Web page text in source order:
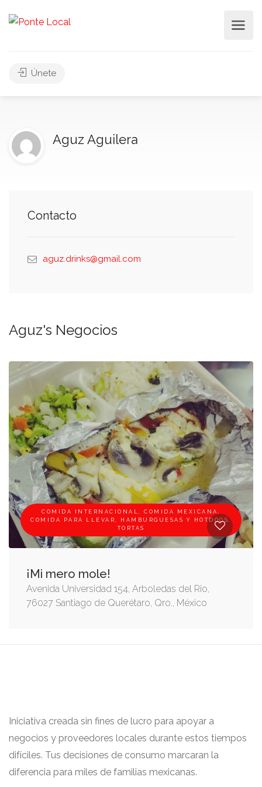
Únete
Aguz Aguilera
Contacto
aguz.drinks@gmail.com
Aguz's Negocios
COMIDA INTERNACIONAL, COMIDA MEXICANA,
COMIDA PARA LLEVAR, HAMBURGUESAS Y HOTDOGS,
TORTAS
¡Mi mero mole!
Avenida Universidad 154, Arboledas del Rio,
76027 Santiago de Querétaro, Qro., México
Iniciativa creada sin fines de lucro para apoyar a
negocios y proveedores locales durante estos tiempos
difíciles. Tus decisiones de consumo marcaran la
diferencia para miles de familias mexicanas.